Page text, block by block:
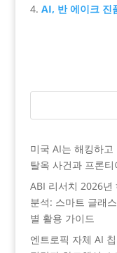
AI, 반 에이크 진
미국 AI는 해킹하
탈옥 사건과 프론
ABI 리서치 2026년
분석: 스마트 글래
별 활용 가이드
엔트로픽 자체 AI